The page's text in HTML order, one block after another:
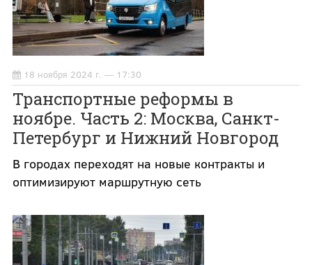
18 ноября 2024 г. — 17:30
Транспортные реформы в
ноябре. Часть 2: Москва, Санкт-
Петербург и Нижний Новгород
В городах переходят на новые контракты и
оптимизируют маршрутную сеть